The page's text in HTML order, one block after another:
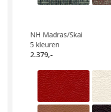
NH Madras/Skai
5 kleuren
2.379,-